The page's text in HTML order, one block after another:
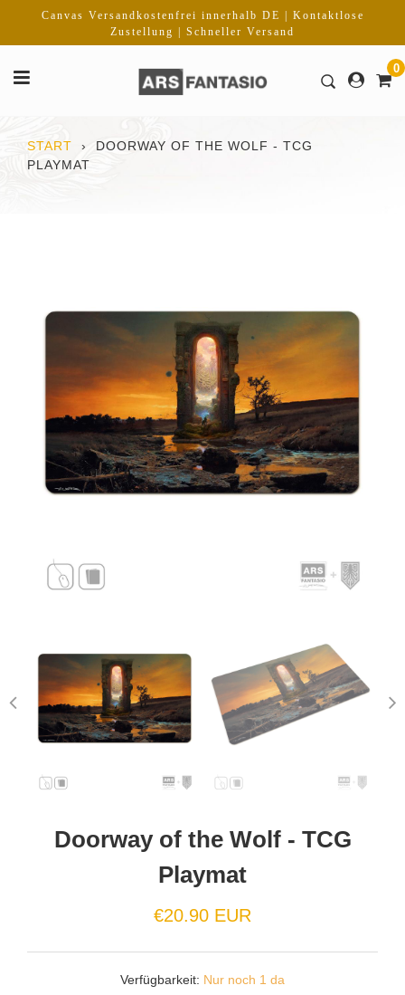
Inhalt
Canvas Versandkostenfrei innerhalb DE | Kontaktlose
Zustellung | Schneller Versand
0
START ›
DOORWAY OF THE WOLF - TCG
PLAYMAT
Doorway of the Wolf - TCG
Playmat
€20.90 EUR
Verfügbarkeit: Nur noch 1 da